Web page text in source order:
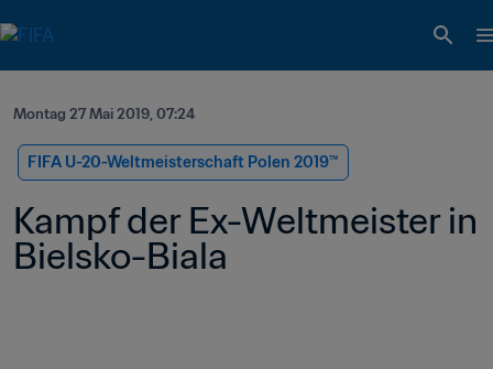
Montag 27 Mai 2019, 07:24
FIFA U-20-Weltmeisterschaft Polen 2019™
Kampf der Ex-Weltmeister in
Bielsko-Biala